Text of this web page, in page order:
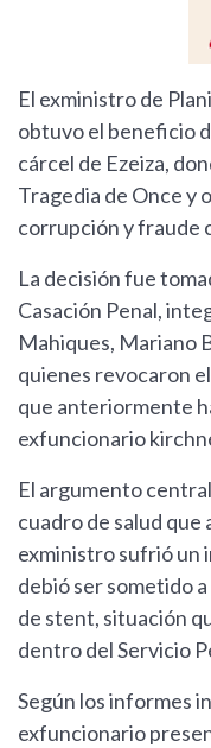
El exministro de
obtuvo el beneficio
cárcel de Ezeiza,
Tragedia de Once y
corrupción y fraude
La decisión fue
Casación Penal,
Mahiques, Mariano
quienes revocaron
que anteriormente
exfuncionario
El argumento
cuadro de salud que
exministro sufrió un
debió ser sometido
de stent, situación
dentro del Servicio
Según los informes
exfuncionario